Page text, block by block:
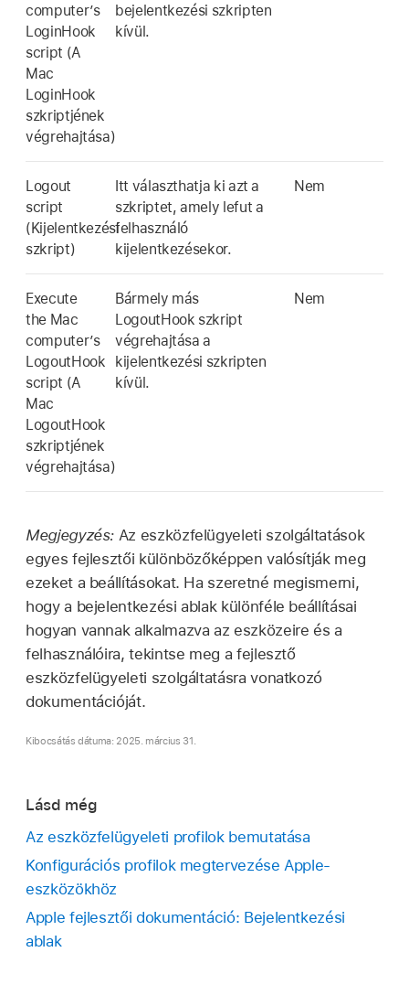
computer’s
LoginHook
script (A
Mac
LoginHook
szkriptjének
végrehajtása)
bejelentkezési szkripten
kívül.
Logout
script
(Kijelentkezési
szkript)
Itt választhatja ki azt a
szkriptet, amely lefut a
felhasználó
kijelentkezésekor.
Nem
Execute
the Mac
computer’s
LogoutHook
script (A
Mac
LogoutHook
szkriptjének
végrehajtása)
Bármely más
LogoutHook szkript
végrehajtása a
kijelentkezési szkripten
kívül.
Nem
Megjegyzés: Az eszközfelügyeleti szolgáltatások
egyes fejlesztői különbözőképpen valósítják meg
ezeket a beállításokat. Ha szeretné megismerni,
hogy a bejelentkezési ablak különféle beállításai
hogyan vannak alkalmazva az eszközeire és a
felhasználóira, tekintse meg a fejlesztő
eszközfelügyeleti szolgáltatásra vonatkozó
dokumentációját.
Kibocsátás dátuma: 2025. március 31.
Lásd még
Az eszközfelügyeleti profilok bemutatása
Konfigurációs profilok megtervezése Apple-
eszközökhöz
Apple fejlesztői dokumentáció: Bejelentkezési
ablak